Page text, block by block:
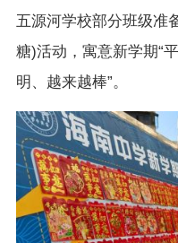
五源河学校部分班级准
糖)活动，寓意新学期“
明、越来越棒”。